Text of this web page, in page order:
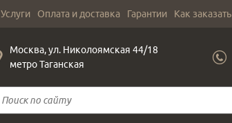
Услуги Оплата и доставка Гарантии Как заказать
Москва, ул. Николоямская 44/18
метро Таганская